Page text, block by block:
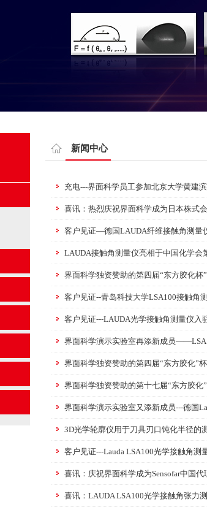
新闻中心
充电---界面科学员工参加北京大学黄建
喜讯：热烈庆祝界面科学成为日本株式
客户见证—德国LAUDA纤维接触角测量
LAUDA接触角测量仪亮相于中国化学会
界面科学独资赞助的第四届“东方胶化
客户见证--青岛科技大学LSA100接触角
客户见证---LAUDA光学接触角测量仪入
界面科学演示实验室再添新成员——LSA
界面科学独资赞助的第四届“东方胶化”
界面科学独资赞助的第十七届“东方胶化
界面科学演示实验室又添新成员---德国
3D光学轮廓仪用于刀具刃口钝化半径的
客户见证---Lauda LSA100光学接触角测
喜讯：庆祝界面科学成为Sensofar中国代
喜讯：LAUDA LSA100光学接触角张力